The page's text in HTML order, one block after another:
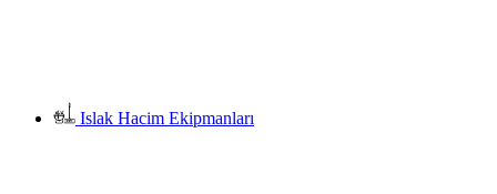
Islak Hacim Ekipmanları